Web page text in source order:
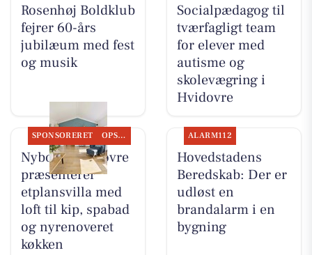
Rosenhøj Boldklub
fejrer 60-års
jubilæum med fest
og musik
Socialpædagog til
tværfagligt team
for elever med
autisme og
skolevægring i
Hvidovre
SPONSORERET OPSLAGSTAVLEN
Nybolig Hvidovre
præsenterer
etplansvilla med
loft til kip, spabad
og nyrenoveret
køkken
ALARM112
Hovedstadens
Beredskab: Der er
udløst en
brandalarm i en
bygning